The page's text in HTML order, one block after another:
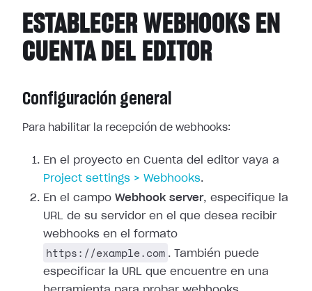
ESTABLECER WEBHOOKS EN
CUENTA DEL EDITOR
Configuración general
Para habilitar la recepción de webhooks:
En el proyecto en Cuenta del editor vaya a
Project settings > Webhooks.
En el campo Webhook server, especifique la
URL de su servidor en el que desea recibir
webhooks en el formato
https://example.com . También puede
especificar la URL que encuentre en una